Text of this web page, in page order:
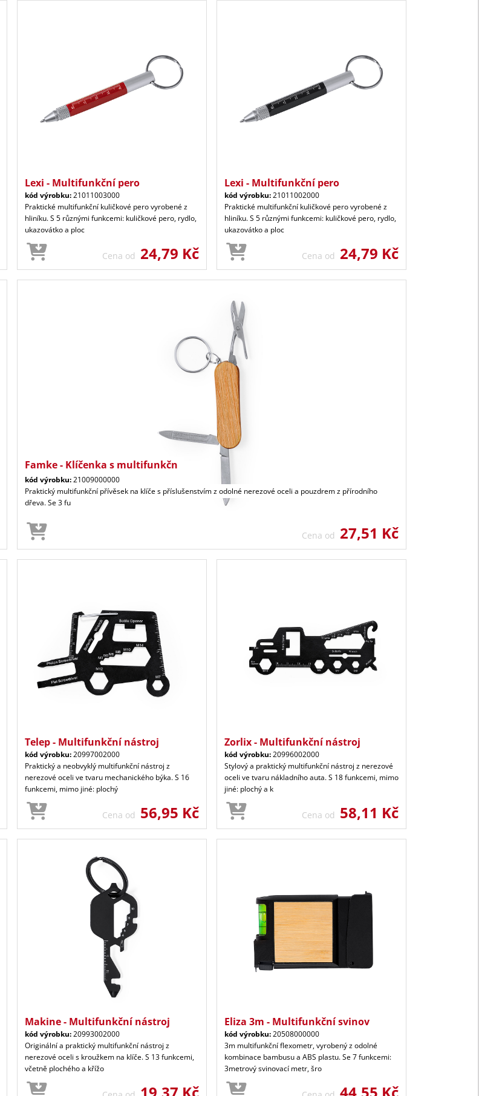
Lexi - Multifunkční pero
kód výrobku:21011003000
Praktické multifunkční kuličkové pero vyrobené z
hliníku. S 5 různými funkcemi: kuličkové pero, rydlo,
ukazovátko a ploc
Cena od 24,79 Kč
Lexi - Multifunkční pero
kód výrobku:21011002000
Praktické multifunkční kuličkové pero vyrobené z
hliníku. S 5 různými funkcemi: kuličkové pero, rydlo,
ukazovátko a ploc
Cena od 24,79 Kč
Famke - Klíčenka s multifunkčn
kód výrobku:21009000000
Praktický multifunkční přívěsek na klíče s příslušenstvím z odolné nerezové oceli a pouzdrem z přírodního
dřeva. Se 3 fu
Cena od 27,51 Kč
Telep - Multifunkční nástroj
kód výrobku:20997002000
Praktický a neobvyklý multifunkční nástroj z
nerezové oceli ve tvaru mechanického býka. S 16
funkcemi, mimo jiné: plochý
Cena od 56,95 Kč
Zorlix - Multifunkční nástroj
kód výrobku:20996002000
Stylový a praktický multifunkční nástroj z nerezové
oceli ve tvaru nákladního auta. S 18 funkcemi, mimo
jiné: plochý a k
Cena od 58,11 Kč
Makine - Multifunkční nástroj
kód výrobku:20993002000
Originální a praktický multifunkční nástroj z
nerezové oceli s kroužkem na klíče. S 13 funkcemi,
včetně plochého a křížo
Eliza 3m - Multifunkční svinov
kód výrobku:20508000000
3m multifunkční flexometr, vyrobený z odolné
kombinace bambusu a ABS plastu. Se 7 funkcemi:
3metrový svinovací metr, šro